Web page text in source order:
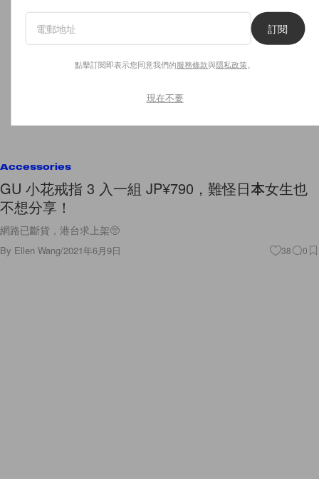
Accessories
GU 小花戒指 3 入一組 JP¥790，難怪日本女生也
不想分享！
網路已斷貨，港台求上架🥺
By Ellen Wang/2021年6月9日 38 0
訂閱
點擊訂閱即表示您同意我們的服務條款與隱私政策
現在不要